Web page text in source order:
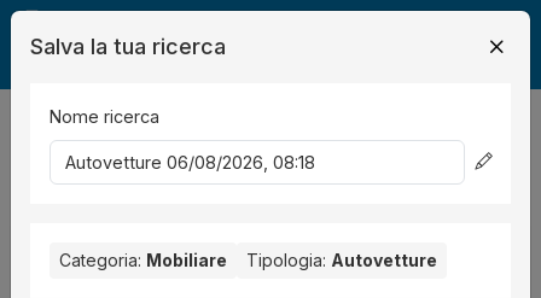
Legalmente Mobili
risultati Ordina per
Salva la tua ricerca
Nome ricerca
Categoria: Mobiliare Tipologia: Autovetture